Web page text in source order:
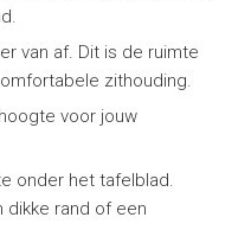
van af. Dit is de ruimte
zithouding.
voor jouw
onder het tafelblad.
rand of een